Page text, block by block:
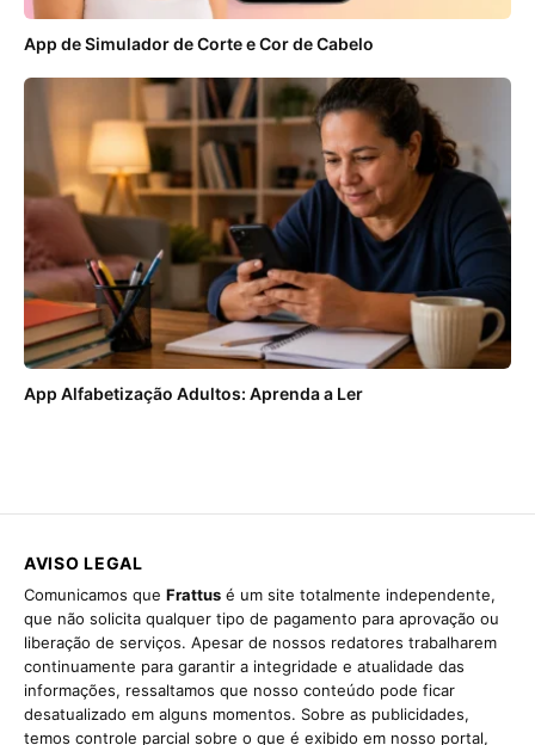
App de Simulador de Corte e Cor de Cabelo
App Alfabetização Adultos: Aprenda a Ler
AVISO LEGAL
Comunicamos que Frattus é um site totalmente independente,
que não solicita qualquer tipo de pagamento para aprovação ou
liberação de serviços. Apesar de nossos redatores trabalharem
continuamente para garantir a integridade e atualidade das
informações, ressaltamos que nosso conteúdo pode ficar
desatualizado em alguns momentos. Sobre as publicidades,
temos controle parcial sobre o que é exibido em nosso portal,